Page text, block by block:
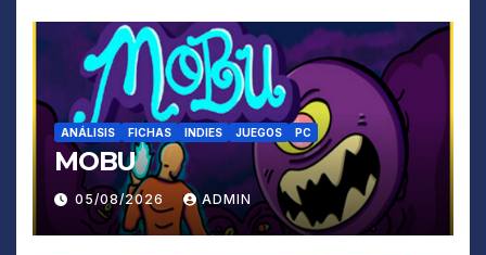
ANÁLISIS FICHAS INDIES JUEGOS PC
MOBU
05/08/2026 ADMIN